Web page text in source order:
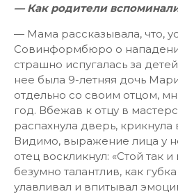
— Как родители
— Мама рассказывала, что,
Совинформбюро о
страшно испугалась за
нее была 9-летняя дочь
отдельно со своим отцом,
год. Вбежав к отцу в
распахнула дверь, крикнула
Видимо, выражение лица у
отец воскликнул: «Стой так
безумно талантлив, как
улавливал и впитывал